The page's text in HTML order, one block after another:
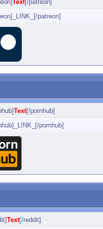
Text[/patreon]
patreon]
Text[/pornhub]
pornhub]
Text[/reddit]